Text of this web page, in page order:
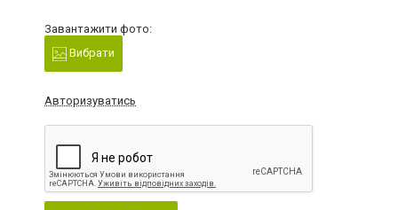
Завантажити фото:
Вибрати
Авторизуватись